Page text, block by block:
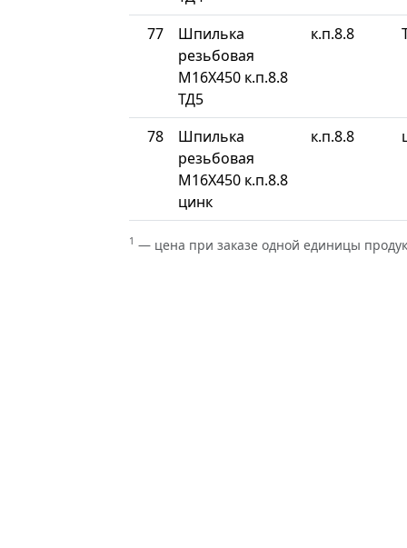
77
Шпилька
резьбовая
М16Х450 к.п.8.8
ТД5
к.п.8.8
78
Шпилька
резьбовая
М16Х450 к.п.8.8
цинк
к.п.8.8
1 — цена при заказе одной единицы